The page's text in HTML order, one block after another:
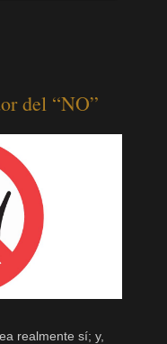
del “NO”
realmente sí; y,